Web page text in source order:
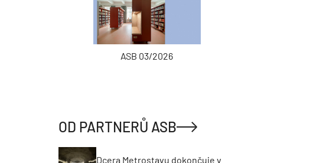
ASB 03/2026
OD PARTNERŮ ASB
Dcera Metrostavu dokončuje v